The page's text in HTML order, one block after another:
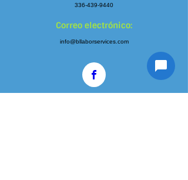
336-439-9440
Correo electrónico:
info@bllaborservices.com